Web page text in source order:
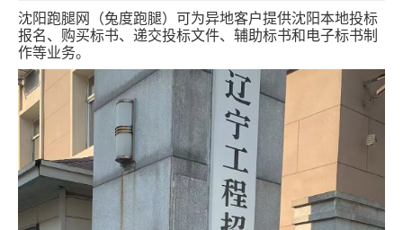
跑腿网店
沈阳跑腿网（兔度跑腿）可为异地客户提供沈阳本地投标
报名、购买标书、递交投标文件、辅助标书和电子标书制
作等业务。